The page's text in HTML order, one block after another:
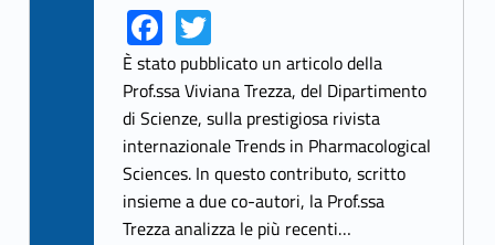
Link identifier share facebook archive #share-link-archive-17687Fa
ce
b
o
o
k
Link identifier share twitter archive #share-link-archive-32133T
w
itt
er
È stato pubblicato un articolo della
Prof.ssa Viviana Trezza, del Dipartimento
di Scienze, sulla prestigiosa rivista
internazionale Trends in Pharmacological
Sciences. In questo contributo, scritto
insieme a due co-autori, la Prof.ssa
Trezza analizza le più recenti…